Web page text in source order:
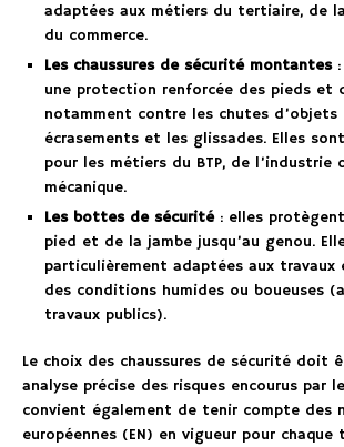
adaptées aux métiers du tertiaire, de
du commerce.
Les chaussures de sécurité montantes:
une protection renforcée des pieds et
notamment contre les chutes d’objets
écrasements et les glissades. Elles
pour les métiers du BTP, de l’industrie
mécanique.
Les bottes de sécurité: elles protègent
pied et de la jambe jusqu’au genou.
particulièrement adaptées aux travaux
des conditions humides ou boueuses
travaux publics).
Le choix des chaussures de sécurité doit
analyse précise des risques encourus par
convient également de tenir compte des
européennes (EN) en vigueur pour chaque